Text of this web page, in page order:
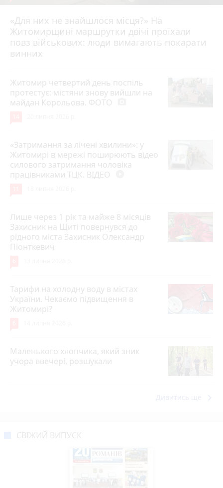
«Для них не знайшлося місця?» На
Житомирщині маршрутки двічі проїхали
повз військових: люди вимагають покарати
винних
17 липня 2026 р.
Житомир четвертий день поспіль
протестує: містяни знову вийшли на
майдан Корольова. ФОТО
«Затримання за лічені хвилини»: у
Житомирі в мережі поширюють відео
силового затримання чоловіка
працівниками ТЦК. ВІДЕО
Лише через 1 рік та майже 8 місяців
Захисник на Щиті повернувся до
рідного міста Захисник Олександр
Піонткевич
Тарифи на холодну воду в містах
України. Чекаємо підвищення в
Житомирі?
Маленького хлопчика, який зник
учора ввечері, розшукали